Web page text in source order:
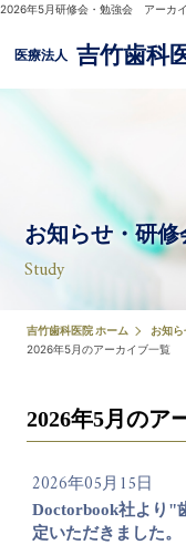
2026年5月研修会・勉強会 アーカ
医療法人 吉竹歯科
お知らせ・研
Study
吉竹歯科医院 ホーム
お知
2026年5月のアーカイブ一覧
2026年5月のア
2026年05月15日
Doctorbook社より"
定いただきました。